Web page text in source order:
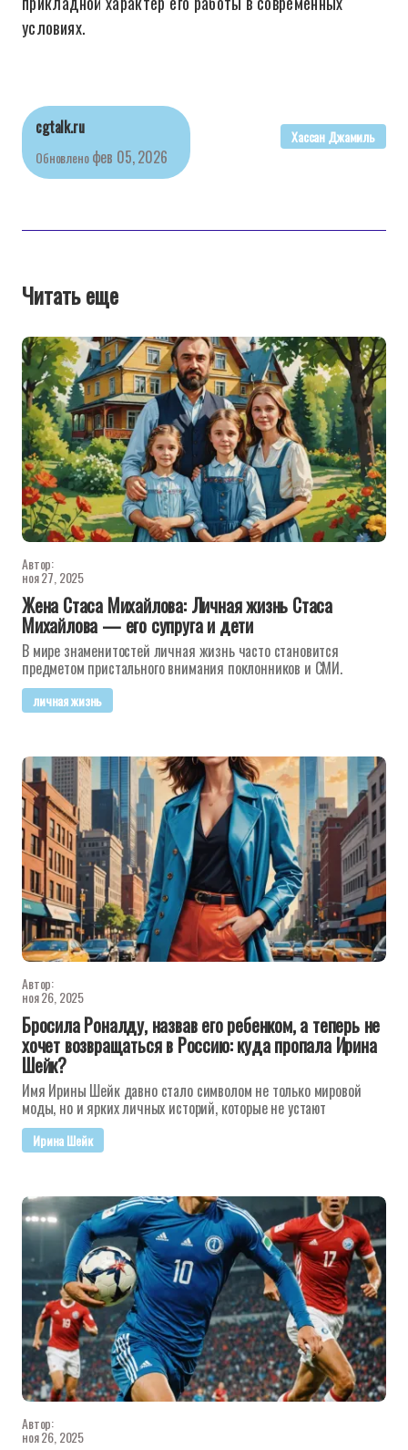
условиях.
cgtalk.ru
Обновлено фев 05, 2026
Хассан Джамиль
Читать еще
Автор:
ноя 27, 2025
Жена Стаса Михайлова: Личная жизнь Стаса
Михайлова — его супруга и дети
В мире знаменитостей личная жизнь часто становится
предметом пристального внимания поклонников и СМИ.
личная жизнь
Автор:
ноя 26, 2025
Бросила Роналду, назвав его ребенком, а теперь не
хочет возвращаться в Россию: куда пропала Ирина
Шейк?
Имя Ирины Шейк давно стало символом не только мировой
моды, но и ярких личных историй, которые не устают
Ирина Шейк
Автор:
ноя 26, 2025